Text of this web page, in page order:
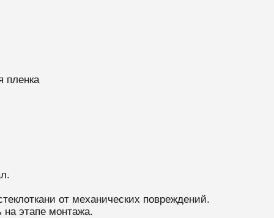
пленка
от механических повреждений.
на этапе монтажа.